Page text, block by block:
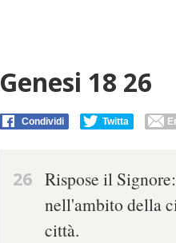
Genesi 18 26
Condividi Twitta
26 Rispose il
nell'ambito della
città.